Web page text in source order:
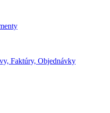
Faktúry, Objednávky